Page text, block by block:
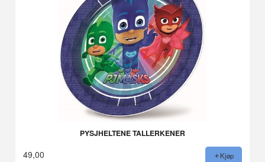
PYSJHELTENE TALLERKENER
49,00 Kjøp